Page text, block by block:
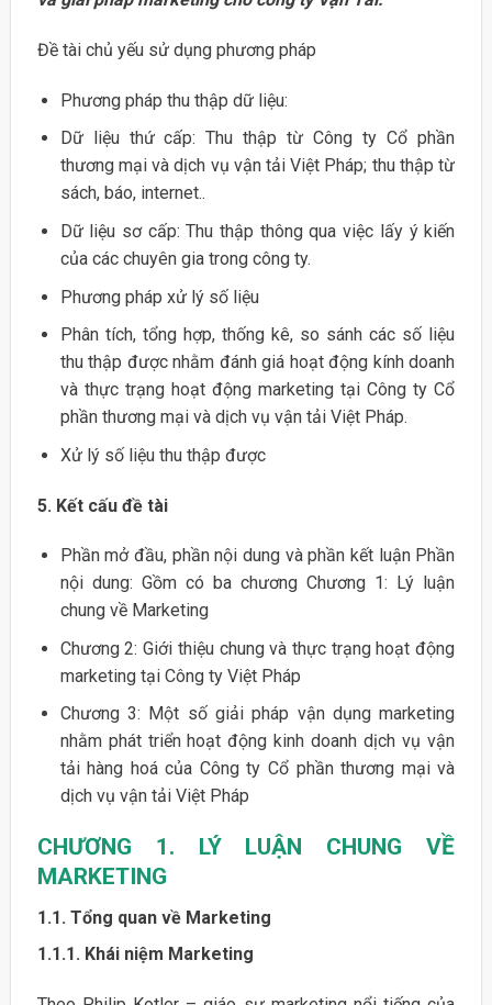
Đề tài chủ yếu sử dụng phương pháp
Phương pháp thu thập dữ liệu:
Dữ liệu thứ cấp: Thu thập từ Công ty Cổ phần
thương mại và dịch vụ vận tải Việt Pháp; thu thập từ
sách, báo, internet..
Dữ liệu sơ cấp: Thu thập thông qua việc lấy ý kiến
của các chuyên gia trong công ty.
Phương pháp xử lý số liệu
Phân tích, tổng hợp, thống kê, so sánh các số liệu
thu thập được nhằm đánh giá hoạt động kính doanh
và thực trạng hoạt động marketing tại Công ty Cổ
phần thương mại và dịch vụ vận tải Việt Pháp.
Xử lý số liệu thu thập được
5. Kết cấu đề tài
Phần mở đầu, phần nội dung và phần kết luận Phần
nội dung: Gồm có ba chương Chương 1: Lý luận
chung về Marketing
Chương 2: Giới thiệu chung và thực trạng hoạt động
marketing tại Công ty Việt Pháp
Chương 3: Một số giải pháp vận dụng marketing
nhằm phát triển hoạt động kinh doanh dịch vụ vận
tải hàng hoá của Công ty Cổ phần thương mại và
dịch vụ vận tải Việt Pháp
CHƯƠNG 1. LÝ LUẬN CHUNG VỀ
MARKETING
1.1. Tổng quan về Marketing
1.1.1. Khái niệm Marketing